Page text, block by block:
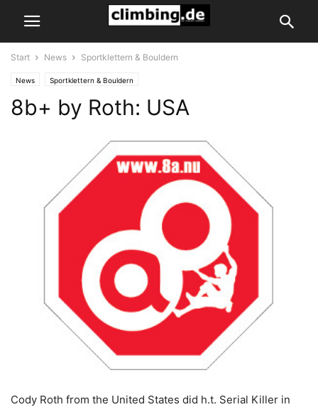
Start News Sportklettern & Bouldern
News Sportklettern & Bouldern
8b+ by Roth: USA
Cody Roth from the United States did h.t. Serial Killer in